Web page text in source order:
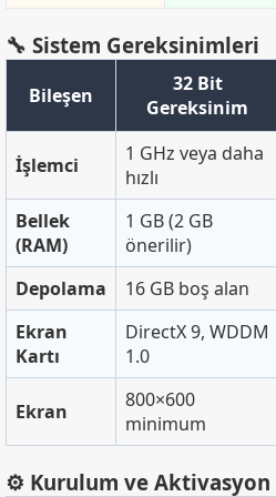
🔧 Sistem Gereksinimleri
Bileşen
32 Bit
Gereksinim
İşlemci
1 GHz veya daha
hızlı
Bellek
(RAM)
1 GB (2 GB
önerilir)
Depolama 16 GB boş alan
Ekran
Kartı
DirectX 9, WDDM
1.0
Ekran
800×600
minimum
⚙️ Kurulum ve Aktivasyon